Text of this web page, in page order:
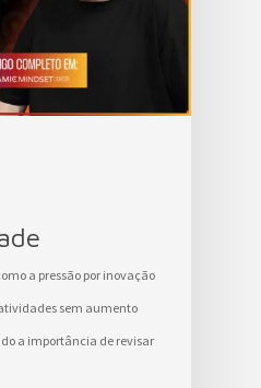
a pressão por inovação
sem aumento
a importância de revisar